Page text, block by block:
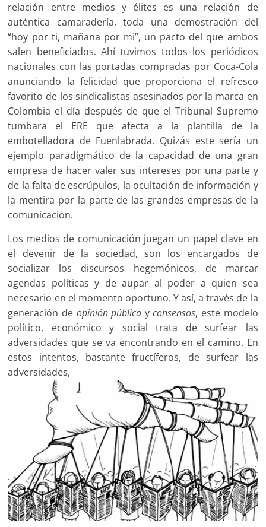
relación entre medios y élites es una relación de
auténtica camaradería, toda una demostración del
“hoy por ti, mañana por mi”, un pacto del que ambos
salen beneficiados. Ahí tuvimos todos los periódicos
nacionales con las portadas compradas por Coca-Cola
anunciando la felicidad que proporciona el refresco
favorito de los sindicalistas asesinados por la marca en
Colombia el día después de que el Tribunal Supremo
tumbara el ERE que afecta a la plantilla de la
embotelladora de Fuenlabrada. Quizás este sería un
ejemplo paradigmático de la capacidad de una gran
empresa de hacer valer sus intereses por una parte y
de la falta de escrúpulos, la ocultación de información y
la mentira por la parte de las grandes empresas de la
comunicación.
Los medios de comunicación juegan un papel clave en
el devenir de la sociedad, son los encargados de
socializar los discursos hegemónicos, de marcar
agendas políticas y de aupar al poder a quien sea
necesario en el momento oportuno. Y así, a través de la
generación de opinión pública yconsensos, este modelo
político, económico y social trata de surfear las
adversidades que se va encontrando en el camino. En
estos intentos, bastante fructíferos, de surfear las
adversidades,